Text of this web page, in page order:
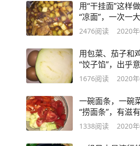
用“干挂面”这样
“凉面”，一次一
2476阅读 2020
用包菜、茄子和
“饺子馅”，出乎
1676阅读 2020
一碗面条，一碗
“捞面条”，有滋
1338阅读 2020